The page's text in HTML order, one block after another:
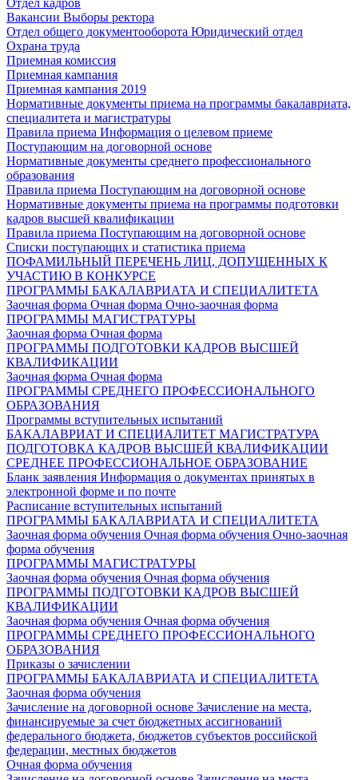
Вакансии Выборы ректора
Отдел общего документооборота Юридический отдел
Охрана труда
Приемная комиссия
Приемная кампания
Приемная кампания 2019
Нормативные документы приема на программы бакалавриата,
специалитета и магистратуры
Правила приема Информация о целевом приеме
Поступающим на договорной основе
Нормативные документы среднего профессионального
образования
Правила приема Поступающим на договорной основе
Нормативные документы приема на программы подготовки
кадров высшей квалификации
Правила приема Поступающим на договорной основе
Списки поступающих и статистика приема
ПОФАМИЛЬНЫЙ ПЕРЕЧЕНЬ ЛИЦ, ДОПУЩЕННЫХ К
УЧАСТИЮ В КОНКУРСЕ
ПРОГРАММЫ БАКАЛАВРИАТА И СПЕЦИАЛИТЕТА
Заочная форма Очная форма Очно-заочная форма
ПРОГРАММЫ МАГИСТРАТУРЫ
Заочная форма Очная форма
ПРОГРАММЫ ПОДГОТОВКИ КАДРОВ ВЫСШЕЙ
КВАЛИФИКАЦИИ
Заочная форма Очная форма
ПРОГРАММЫ СРЕДНЕГО ПРОФЕССИОНАЛЬНОГО
ОБРАЗОВАНИЯ
Программы вступительных испытаний
БАКАЛАВРИАТ И СПЕЦИАЛИТЕТ МАГИСТРАТУРА
ПОДГОТОВКА КАДРОВ ВЫСШЕЙ КВАЛИФИКАЦИИ
СРЕДНЕЕ ПРОФЕССИОНАЛЬНОЕ ОБРАЗОВАНИЕ
Бланк заявления Информация о документах принятых в
электронной форме и по почте
Расписание вступительных испытаний
ПРОГРАММЫ БАКАЛАВРИАТА И СПЕЦИАЛИТЕТА
Заочная форма обучения Очная форма обучения Очно-заочная
форма обучения
ПРОГРАММЫ МАГИСТРАТУРЫ
Заочная форма обучения Очная форма обучения
ПРОГРАММЫ ПОДГОТОВКИ КАДРОВ ВЫСШЕЙ
КВАЛИФИКАЦИИ
Заочная форма обучения Очная форма обучения
ПРОГРАММЫ СРЕДНЕГО ПРОФЕССИОНАЛЬНОГО
ОБРАЗОВАНИЯ
Приказы о зачислении
ПРОГРАММЫ БАКАЛАВРИАТА И СПЕЦИАЛИТЕТА
Заочная форма обучения
Зачисление на договорной основе Зачисление на места,
финансируемые за счет бюджетных ассигнований
федерального бюджета, бюджетов субъектов российской
федерации, местных бюджетов
Очная форма обучения